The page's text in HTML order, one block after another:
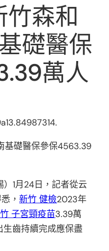
森和
礎醫保
萬人
基礎醫保參保4563.39
1月24日，記者從云
，新竹 健檢2023年
子宮頸疫苗3.39萬
齒持續完成應保盡